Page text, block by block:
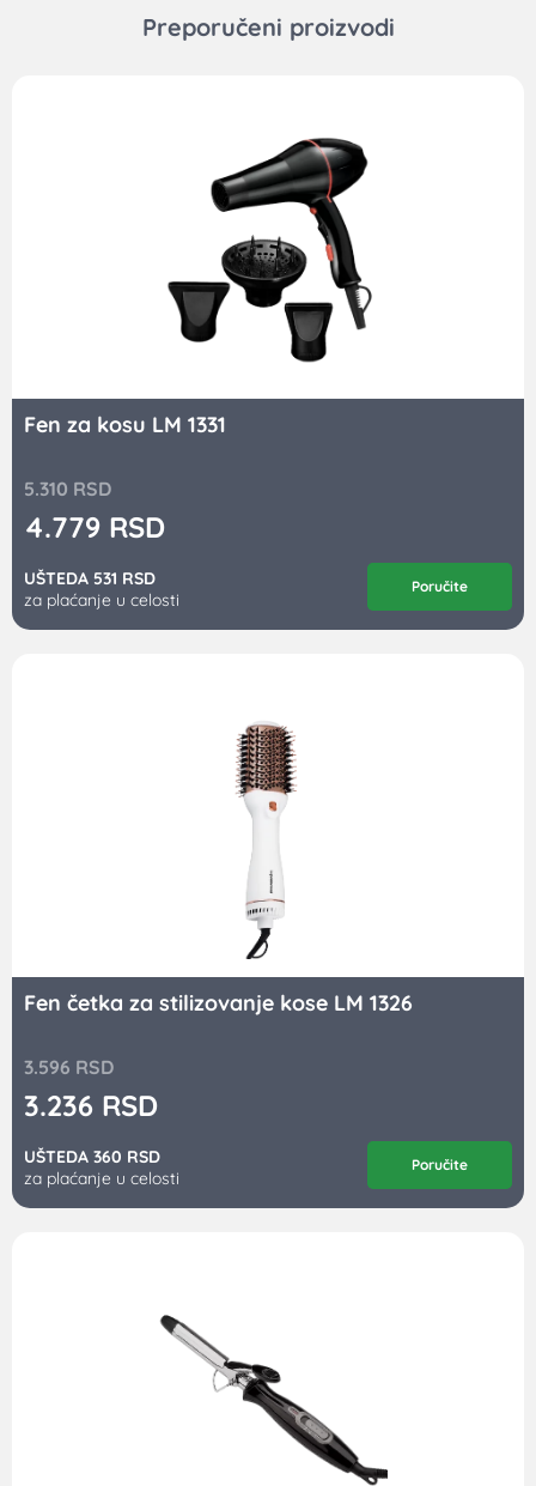
Preporučeni proizvodi
Fen za kosu LM 1331
5.310 RSD
4.779 RSD
UŠTEDA 531 RSD
za plaćanje u celosti
Poručite
Fen četka za stilizovanje kose LM 1326
3.596 RSD
3.236 RSD
UŠTEDA 360 RSD
za plaćanje u celosti
Poručite